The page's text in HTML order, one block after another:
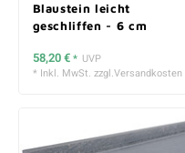
Blaustein leicht
geschliffen - 6 cm
58,20 €* UVP
* Inkl. MwSt. zzgl.Versandkosten